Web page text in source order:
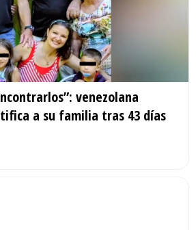
venezolana
a su familia tras 43 días